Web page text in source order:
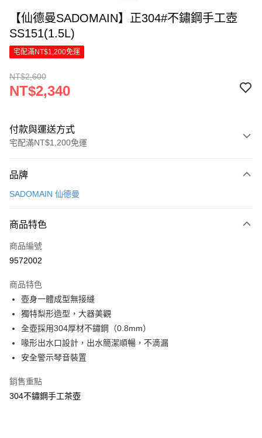
【仙德曼SADOMAIN】正304#不鏽鋼手工壺
SS151(1.5L)
宅配滿NT$1,200免運
NT$2,600
NT$2,340
付款與運送方式
宅配滿NT$1,200免運
信用卡一次付款
Apple Pay
街口支付
Google Pay
全盈+PAY
大哥付你分期
相關說明
【大哥付你分期使用說明】
2.付款方式選擇「大哥付你分期」，訂單成立後會自動跳轉到大哥付的交易
流程，驗證手機門號後，選擇欲分期的期數、繳款截止日，確認付款後即完
成交易。
相關說明
【關於「AFTEE先享後付」】
品牌
SADOMAIN 仙德曼
商品特色
商品編號
9572002
商品特色
壺身一體成型無接縫
獨特梨形造型，大器美觀
全壺採用304厚材不鏽鋼（0.8mm）
喙形出水口設計，出水簡潔順暢，不滴漏
安全警示琴音裝置
銷售重點
304不鏽鋼手工茶壺